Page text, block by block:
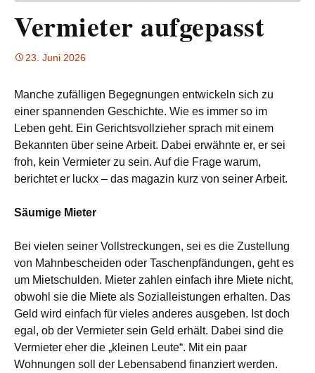
Vermieter aufgepasst
23. Juni 2026
Manche zufälligen Begegnungen entwickeln sich zu
einer spannenden Geschichte. Wie es immer so im
Leben geht. Ein Gerichtsvollzieher sprach mit einem
Bekannten über seine Arbeit. Dabei erwähnte er, er sei
froh, kein Vermieter zu sein. Auf die Frage warum,
berichtet er luckx – das magazin kurz von seiner Arbeit.
Säumige Mieter
Bei vielen seiner Vollstreckungen, sei es die Zustellung
von Mahnbescheiden oder Taschenpfändungen, geht es
um Mietschulden. Mieter zahlen einfach ihre Miete nicht,
obwohl sie die Miete als Sozialleistungen erhalten. Das
Geld wird einfach für vieles anderes ausgeben. Ist doch
egal, ob der Vermieter sein Geld erhält. Dabei sind die
Vermieter eher die „kleinen Leute“. Mit ein paar
Wohnungen soll der Lebensabend finanziert werden.